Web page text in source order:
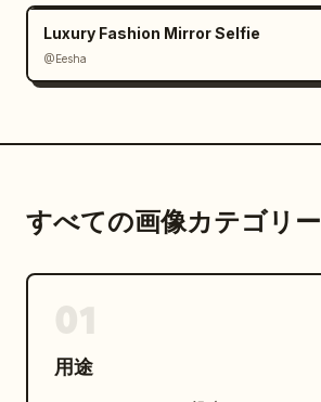
配信の中心人物ではない。
少し面倒そう。
そのいずれか。
Luxury Fashion Mirror Selfie
@Eesha
すべての画像カテゴリー
用途